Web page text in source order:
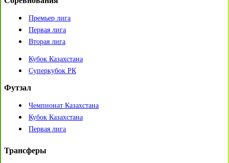
Премьер лига
Первая лига
Вторая лига
Кубок Казахстана
Суперкубок РК
Футзал
Чемпионат Казахстана
Кубок Казахстана
Первая лига
Трансферы